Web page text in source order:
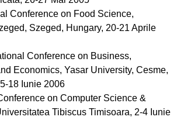
Conference on Food Science,
Szeged, Hungary, 20-21 Aprile
Conference on Business,
Economics, Yasar University, Cesme,
18 Iunie 2006
on Computer Science &
Tibiscus Timisoara, 2-4 Iunie